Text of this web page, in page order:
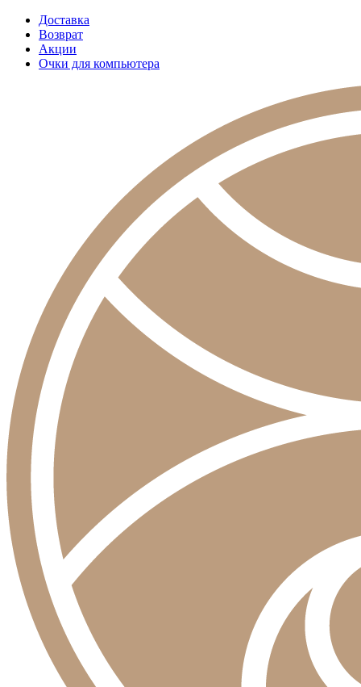
Доставка
Возврат
Акции
Очки для компьютера